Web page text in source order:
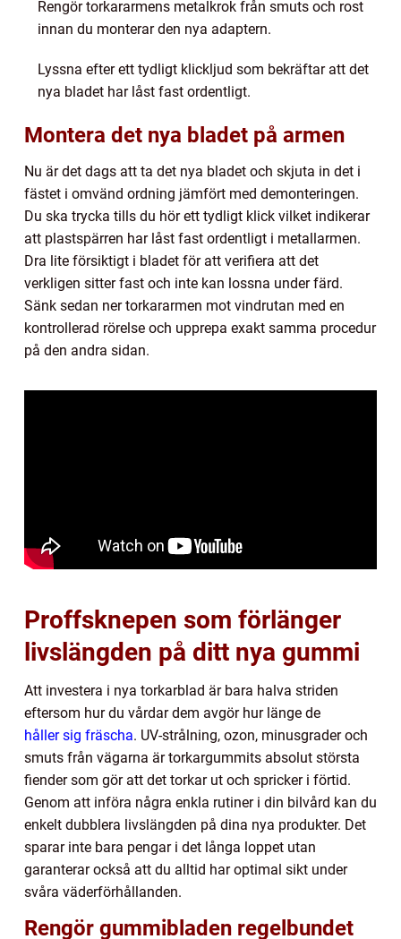
Rengör torkararmens metalkrok från smuts och rost
innan du monterar den nya adaptern.
Lyssna efter ett tydligt klickljud som bekräftar att det
nya bladet har låst fast ordentligt.
Montera det nya bladet på armen
Nu är det dags att ta det nya bladet och skjuta in det i
fästet i omvänd ordning jämfört med demonteringen.
Du ska trycka tills du hör ett tydligt klick vilket indikerar
att plastspärren har låst fast ordentligt i metallarmen.
Dra lite försiktigt i bladet för att verifiera att det
verkligen sitter fast och inte kan lossna under färd.
Sänk sedan ner torkararmen mot vindrutan med en
kontrollerad rörelse och upprepa exakt samma procedur
på den andra sidan.
Proffsknepen som förlänger
livslängden på ditt nya gummi
Att investera i nya torkarblad är bara halva striden
eftersom hur du vårdar dem avgör hur länge de
håller sig fräscha. UV-strålning, ozon, minusgrader och
smuts från vägarna är torkargummits absolut största
fiender som gör att det torkar ut och spricker i förtid.
Genom att införa några enkla rutiner i din bilvård kan du
enkelt dubblera livslängden på dina nya produkter. Det
sparar inte bara pengar i det långa loppet utan
garanterar också att du alltid har optimal sikt under
svåra väderförhållanden.
Rengör gummibladen regelbundet